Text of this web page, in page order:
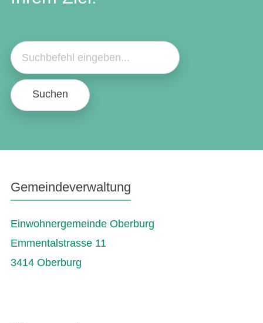
Suchen
Gemeindeverwaltung
Einwohnergemeinde Oberburg
Emmentalstrasse 11
3414 Oberburg